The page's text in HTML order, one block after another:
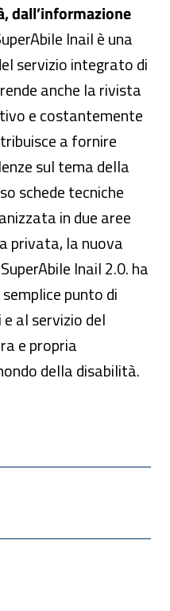
dall’informazione
Inail è una
servizio integrato di
anche la rivista
e costantemente
a fornire
sul tema della
schede tecniche
in due aree
privata, la nuova
Inail 2.0. ha
punto di
al servizio del
e propria
della disabilità.
esterno - Apertura in
in nuova finestra
il programma di posta
scelta meno